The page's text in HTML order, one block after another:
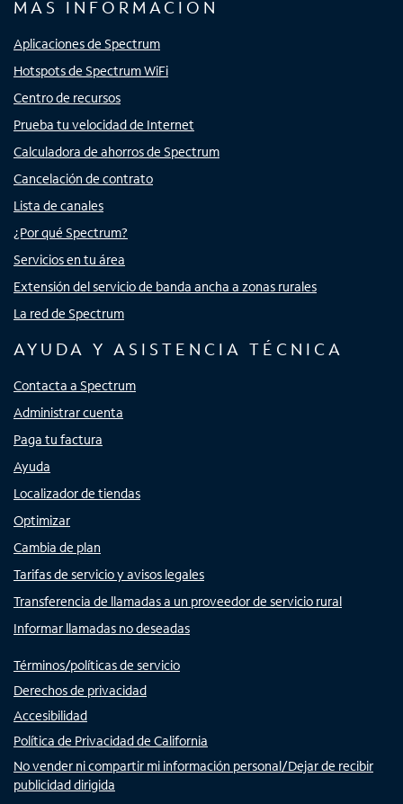
MÁS INFORMACIÓN
Aplicaciones de Spectrum
Hotspots de Spectrum WiFi
Centro de recursos
Prueba tu velocidad de Internet
Calculadora de ahorros de Spectrum
Cancelación de contrato
Lista de canales
¿Por qué Spectrum?
Servicios en tu área
Extensión del servicio de banda ancha a zonas rurales
La red de Spectrum
AYUDA Y ASISTENCIA TÉCNICA
Contacta a Spectrum
Administrar cuenta
Paga tu factura
Ayuda
Localizador de tiendas
Optimizar
Cambia de plan
Tarifas de servicio y avisos legales
Transferencia de llamadas a un proveedor de servicio rural
Informar llamadas no deseadas
Términos/políticas de servicio
Derechos de privacidad
Accesibilidad
Política de Privacidad de California
No vender ni compartir mi información personal/Dejar de recibir
publicidad dirigida